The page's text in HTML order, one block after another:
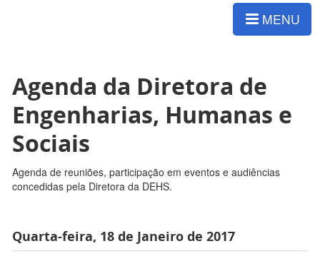
MENU
Agenda da Diretora de
Engenharias, Humanas e
Sociais
Agenda de reuniões, participação em eventos e audiências
concedidas pela Diretora da DEHS.
Quarta-feira, 18 de Janeiro de 2017